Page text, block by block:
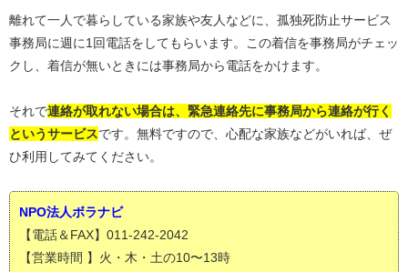
離れて一人で暮らしている家族や友人などに、孤独死防止サービス
事務局に週に1回電話をしてもらいます。この着信を事務局がチェッ
クし、着信が無いときには事務局から電話をかけます。
それで連絡が取れない場合は、緊急連絡先に事務局から連絡が行く
というサービスです。無料ですので、心配な家族などがいれば、ぜ
ひ利用してみてください。
NPO法人ボラナビ
【電話＆FAX】011-242-2042
【営業時間 】火・木・土の10〜13時